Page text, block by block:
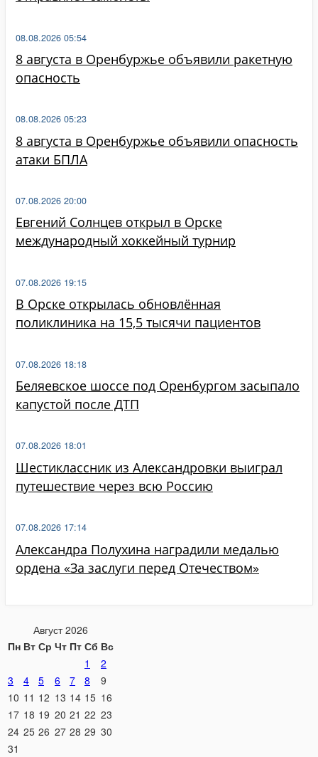
8 августа в Оренбуржье объявили ракетную
опасность
08.08.2026 05:54
8 августа в Оренбуржье объявили опасность
атаки БПЛА
08.08.2026 05:23
Евгений Солнцев открыл в Орске
международный хоккейный турнир
07.08.2026 20:00
В Орске открылась обновлённая
поликлиника на 15,5 тысячи пациентов
07.08.2026 19:15
Беляевское шоссе под Оренбургом засыпало
капустой после ДТП
07.08.2026 18:18
Шестиклассник из Александровки выиграл
путешествие через всю Россию
07.08.2026 18:01
Александра Полухина наградили медалью
ордена «За заслуги перед Отечеством»
07.08.2026 17:14
Август 2026
Пн Вт Ср Чт Пт Сб Вс
1
2
3
4 5 6 7 8
9
10 11 12 13 14 15 16
17 18 19 20 21 22 23
24 25 26 27 28 29 30
31